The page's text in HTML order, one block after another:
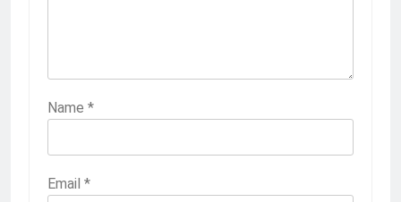
Name *
Email *
Orangtua untuk Sukseskan PKL
Surabaya